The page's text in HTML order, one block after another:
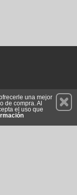
Suscríbete
una mejor
de compra. Al
el uso que